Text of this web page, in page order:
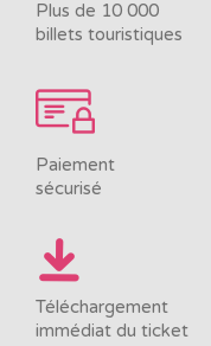
Plus de 10 000
billets touristiques
Paiement
sécurisé
Téléchargement
immédiat du ticket